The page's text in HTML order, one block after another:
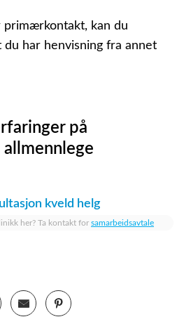
primærkontakt, kan du
du har henvisning fra annet
på
allmennlege
kveld helg
her? Ta kontakt for samarbeidsavtale